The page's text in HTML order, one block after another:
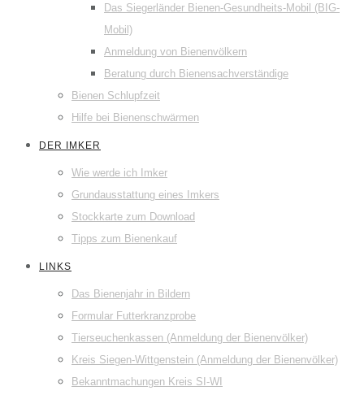
Das Siegerländer Bienen-Gesundheits-Mobil (BIG-
Mobil)
Anmeldung von Bienenvölkern
Beratung durch Bienensachverständige
Bienen Schlupfzeit
Hilfe bei Bienenschwärmen
DER IMKER
Wie werde ich Imker
Grundausstattung eines Imkers
Stockkarte zum Download
Tipps zum Bienenkauf
LINKS
Das Bienenjahr in Bildern
Formular Futterkranzprobe
Tierseuchenkassen (Anmeldung der Bienenvölker)
Kreis Siegen-Wittgenstein (Anmeldung der Bienenvölker)
Bekanntmachungen Kreis SI-WI